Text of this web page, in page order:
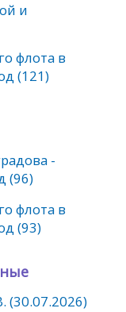
и
флота в
(121)
-
(96)
флота в
(93)
(30.07.2026)